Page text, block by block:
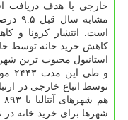
خارجی با هدف دریافت
است. انتشار کرونا و
کاهش خرید خانه توسط
استانبول محبوب ترین
و
توسط اتباع خارجی در
شهرها برای خرید خانه در